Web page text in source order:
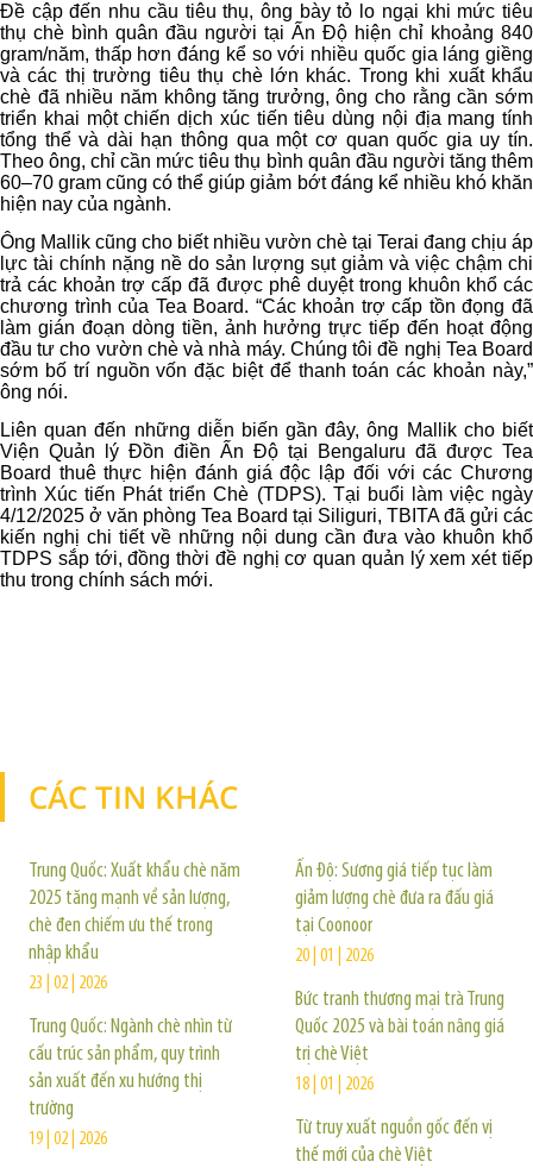
Đề cập đến nhu cầu tiêu thụ, ông bày tỏ lo ngại khi mức tiêu
thụ chè bình quân đầu người tại Ấn Độ hiện chỉ khoảng 840
gram/năm, thấp hơn đáng kể so với nhiều quốc gia láng giềng
và các thị trường tiêu thụ chè lớn khác. Trong khi xuất khẩu
chè đã nhiều năm không tăng trưởng, ông cho rằng cần sớm
triển khai một chiến dịch xúc tiến tiêu dùng nội địa mang tính
tổng thể và dài hạn thông qua một cơ quan quốc gia uy tín.
Theo ông, chỉ cần mức tiêu thụ bình quân đầu người tăng thêm
60–70 gram cũng có thể giúp giảm bớt đáng kể nhiều khó khăn
hiện nay của ngành.
Ông Mallik cũng cho biết nhiều vườn chè tại Terai đang chịu áp
lực tài chính nặng nề do sản lượng sụt giảm và việc chậm chi
trả các khoản trợ cấp đã được phê duyệt trong khuôn khổ các
chương trình của Tea Board. “Các khoản trợ cấp tồn đọng đã
làm gián đoạn dòng tiền, ảnh hưởng trực tiếp đến hoạt động
đầu tư cho vườn chè và nhà máy. Chúng tôi đề nghị Tea Board
sớm bố trí nguồn vốn đặc biệt để thanh toán các khoản này,”
ông nói.
Liên quan đến những diễn biến gần đây, ông Mallik cho biết
Viện Quản lý Đồn điền Ấn Độ tại Bengaluru đã được Tea
Board thuê thực hiện đánh giá độc lập đối với các Chương
trình Xúc tiến Phát triển Chè (TDPS). Tại buổi làm việc ngày
4/12/2025 ở văn phòng Tea Board tại Siliguri, TBITA đã gửi các
kiến nghị chi tiết về những nội dung cần đưa vào khuôn khổ
TDPS sắp tới, đồng thời đề nghị cơ quan quản lý xem xét tiếp
thu trong chính sách mới.
CÁC TIN KHÁC
Trung Quốc: Xuất khẩu chè năm
2025 tăng mạnh về sản lượng,
chè đen chiếm ưu thế trong
nhập khẩu
23 | 02 | 2026
Trung Quốc: Ngành chè nhìn từ
cấu trúc sản phẩm, quy trình
sản xuất đến xu hướng thị
trường
19 | 02 | 2026
Ấn Độ: Sương giá tiếp tục làm
giảm lượng chè đưa ra đấu giá
tại Coonoor
20 | 01 | 2026
Bức tranh thương mại trà Trung
Quốc 2025 và bài toán nâng giá
trị chè Việt
18 | 01 | 2026
Từ truy xuất nguồn gốc đến vị
thế mới của chè Việt